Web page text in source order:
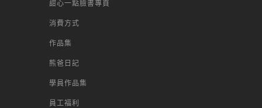
甜心一點臉書專頁
消費方式
作品集
熊爸日記
學員作品集
員工福利